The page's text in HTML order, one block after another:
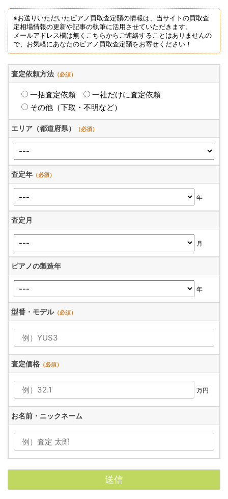
※お送りいただいたピアノ買取査定額の情報は、当サイトの買取査
定相場情報の更新や記事の執筆に活用させていただきます。
メールアドレス欄は無くこちらからご連絡することはありませんの
で、お気軽にあなたのピアノ買取査定額をお寄せください！
査定依頼方法 （必須）
一括査定依頼
一社だけに査定依頼
その他（下取・不明など）
エリア（都道府県） （必須）
査定年 （必須）
年
査定月
月
ピアノの製造年
年
型番・モデル（必須）
査定価格 （必須）
万円
お名前・ニックネーム